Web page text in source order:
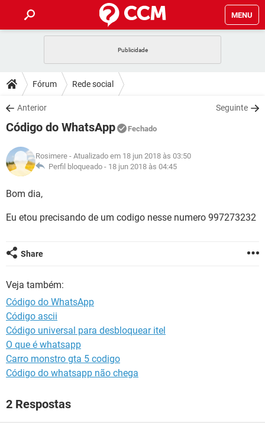
MENU
CELULAR
OUTLOOK
INSTAGRAM GMAIL
GUIA DE COMPRAS
DICAS
JOGOS
INSTAGRAM GMAIL
GUIA DE COMPRAS
DOWNLOADS
JOGOS WHATSAPP
CELULAR
OUTLOOK EXCEL
INSTAGRAM
FÓRUM
JOGOS WHATSAPP
CELULAR
OUTLOOK
INSTAGRAM GMAIL
GLOSSÁRIO
JOGOS
INSTAGRAM
Fórum Rede social
Anterior Seguinte
Código do WhatsApp Fechado
Rosimere - Atualizado em 18 jun 2018 às 03:50
Perfil bloqueado - 18 jun 2018 às 04:45
Bom dia,
Eu etou precisando de um codigo nesse numero 997273232
Share
Veja também:
Código do WhatsApp
Código ascii
Código universal para desbloquear itel
O que é whatsapp
Carro monstro gta 5 codigo
Código do whatsapp não chega
2 Respostas